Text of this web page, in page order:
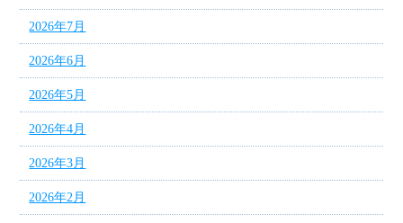
2026年7月
2026年6月
2026年5月
2026年4月
2026年3月
2026年2月